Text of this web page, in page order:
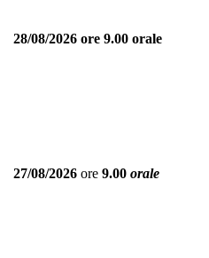
28/08/2026 ore 9.00 orale
27/08/2026 ore 9.00 orale